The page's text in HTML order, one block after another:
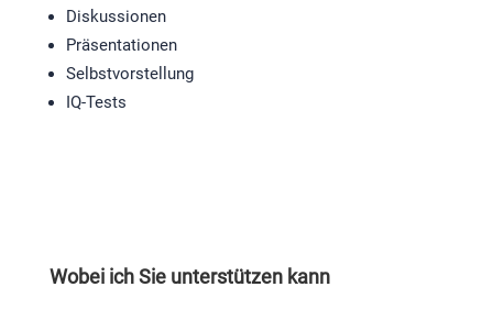
Diskussionen
Präsentationen
Selbstvorstellung
IQ-Tests
Wobei ich Sie unterstützen kann